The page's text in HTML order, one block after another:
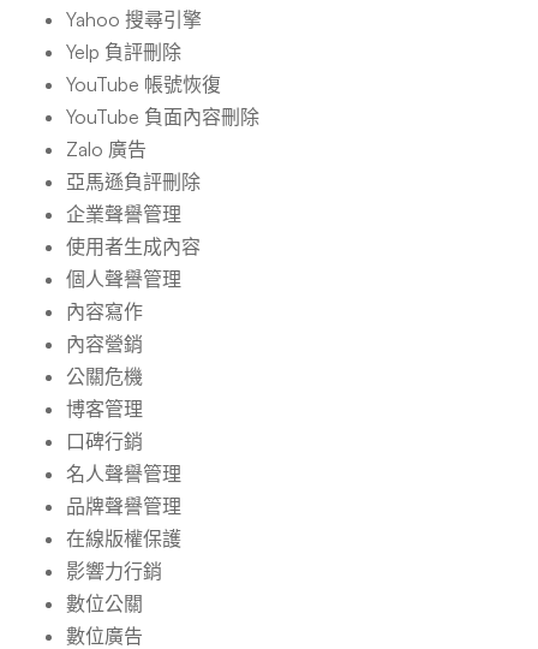
Yahoo 搜尋引擎
Yelp 負評刪除
YouTube 帳號恢復
YouTube 負面內容刪除
Zalo 廣告
亞馬遜負評刪除
企業聲譽管理
使用者生成內容
個人聲譽管理
內容寫作
內容營銷
公關危機
博客管理
口碑行銷
名人聲譽管理
品牌聲譽管理
在線版權保護
影響力行銷
數位公關
數位廣告